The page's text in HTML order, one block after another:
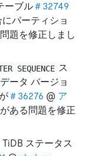
ーブル＃32749
パーティショ
題を修正しまし
SEQUENCE ス
ータ バージョ
＃36276 @ ア
ある問題を修正
ステータス